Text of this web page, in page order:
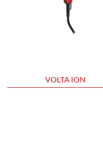
VOLTA ION